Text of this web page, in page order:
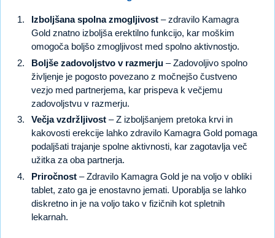
Izboljšana spolna zmogljivost – zdravilo Kamagra
Gold znatno izboljša erektilno funkcijo, kar moškim
omogoča boljšo zmogljivost med spolno aktivnostjo.
Boljše zadovoljstvo v razmerju – Zadovoljivo spolno
življenje je pogosto povezano z močnejšo čustveno
vezjo med partnerjema, kar prispeva k večjemu
zadovoljstvu v razmerju.
Večja vzdržljivost – Z izboljšanjem pretoka krvi in
kakovosti erekcije lahko zdravilo Kamagra Gold pomaga
podaljšati trajanje spolne aktivnosti, kar zagotavlja več
užitka za oba partnerja.
Priročnost – Zdravilo Kamagra Gold je na voljo v obliki
tablet, zato ga je enostavno jemati. Uporablja se lahko
diskretno in je na voljo tako v fizičnih kot spletnih
lekarnah.